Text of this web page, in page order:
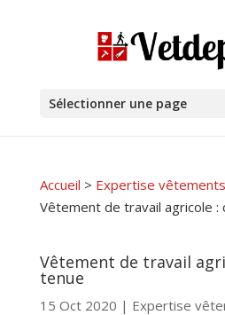
Sélectionner une page
Accueil > Expertise
Vêtement de travail agricole :
Vêtement de travail
tenue
15 Oct 2020 | Expertise